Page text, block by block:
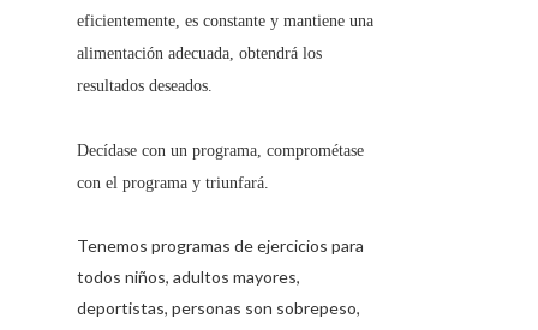
eficientemente, es constante y mantiene una
alimentación adecuada, obtendrá los
resultados deseados.
Decídase con un programa, comprométase
con el programa y triunfará.
Tenemos programas de ejercicios para
todos niños, adultos mayores,
deportistas, personas son sobrepeso,